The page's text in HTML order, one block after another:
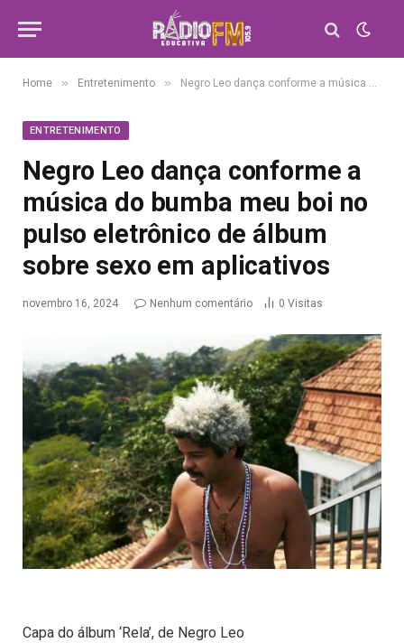
Home » Entretenimento » Negro Leo dança conforme a música do bumba meu boi no pulso eletrônico de álbum sobre sexo em aplicativos
ENTRETENIMENTO
Negro Leo dança conforme a
música do bumba meu boi no
pulso eletrônico de álbum
sobre sexo em aplicativos
novembro 16, 2024 Nenhum comentário 0 Visitas
Capa do álbum ‘Rela’, de Negro Leo